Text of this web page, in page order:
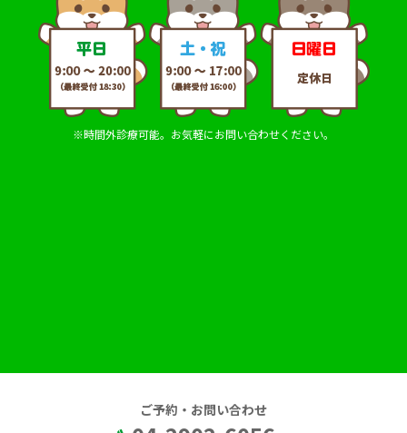
※時間外診療可能。お気軽にお問い合わせください。
ご予約・お問い合わせ